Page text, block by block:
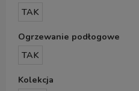
TAK
Ogrzewanie podłogowe
TAK
Kolekcja